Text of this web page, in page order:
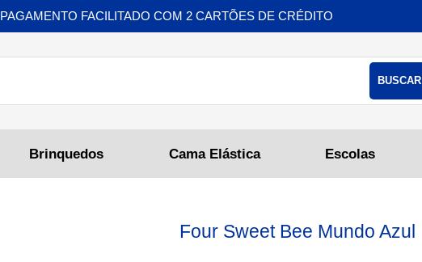
BUSCAR
Brinquedos Cama Elástica
PAGAMENTO FACILITADO COM 2 CARTÕES DE CRÉDITO
Four Sweet Bee Mundo Azul